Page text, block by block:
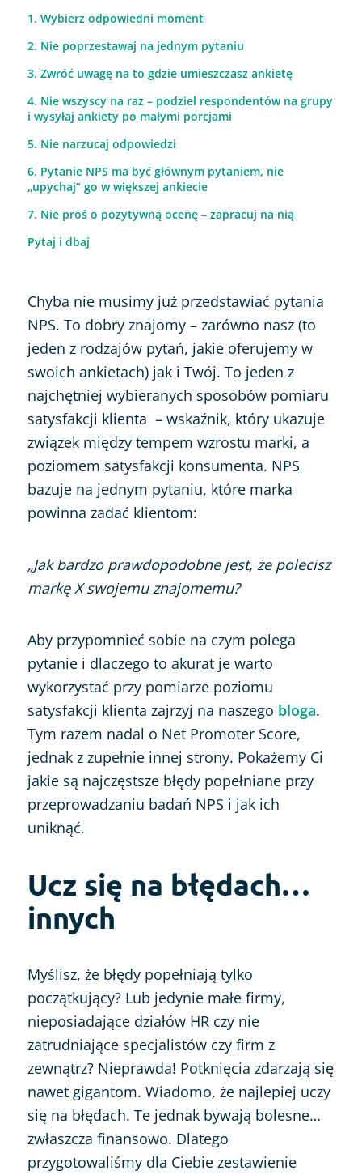
1. Wybierz odpowiedni moment
2. Nie poprzestawaj na jednym pytaniu
3. Zwróć uwagę na to gdzie umieszczasz ankietę
4. Nie wszyscy na raz – podziel respondentów na grupy
i wysyłaj ankiety po małymi porcjami
5. Nie narzucaj odpowiedzi
6. Pytanie NPS ma być głównym pytaniem, nie
„upychaj” go w większej ankiecie
7. Nie proś o pozytywną ocenę – zapracuj na nią
Pytaj i dbaj
Chyba nie musimy już przedstawiać pytania
NPS. To dobry znajomy – zarówno nasz (to
jeden z rodzajów pytań, jakie oferujemy w
swoich ankietach) jak i Twój. To jeden z
najchętniej wybieranych sposobów pomiaru
satysfakcji klienta – wskaźnik, który ukazuje
związek między tempem wzrostu marki, a
poziomem satysfakcji konsumenta. NPS
bazuje na jednym pytaniu, które marka
powinna zadać klientom:
„Jak bardzo prawdopodobne jest, że polecisz
markę X swojemu znajomemu?
Aby przypomnieć sobie na czym polega
pytanie i dlaczego to akurat je warto
wykorzystać przy pomiarze poziomu
satysfakcji klienta zajrzyj na naszego bloga.
Tym razem nadal o Net Promoter Score,
jednak z zupełnie innej strony. Pokażemy Ci
jakie są najczęstsze błędy popełniane przy
przeprowadzaniu badań NPS i jak ich
uniknąć.
Ucz się na błędach…
innych
Myślisz, że błędy popełniają tylko
początkujący? Lub jedynie małe firmy,
nieposiadające działów HR czy nie
zatrudniające specjalistów czy firm z
zewnątrz? Nieprawda! Potknięcia zdarzają się
nawet gigantom. Wiadomo, że najlepiej uczy
się na błędach. Te jednak bywają bolesne…
zwłaszcza finansowo. Dlatego
przygotowaliśmy dla Ciebie zestawienie